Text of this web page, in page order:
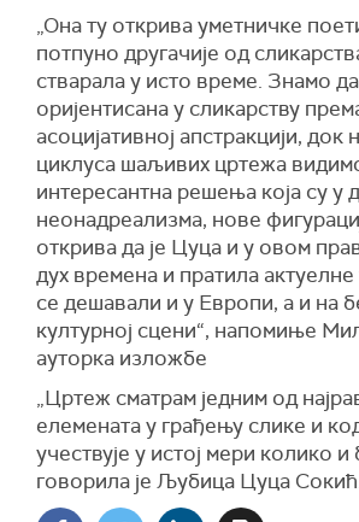
„Она ту открива уметничке
потпуно другачије од
стварала у исто време. Знамо да
оријентисана у сликарству
асоцијативној апстракцији, док
циклуса шаљивих цртежа
интересантна решења која су у
неонадреализма, нове
открива да је Цуца и у овом
дух времена и пратила актуелне
се дешавали и у Европи, а и на
културној сцени“, напомиње
ауторка изложбе
„Цртеж сматрам једним од
елемената у грађењу слике и
учествује у истој мери колико и
говорила је Љубица Цуца